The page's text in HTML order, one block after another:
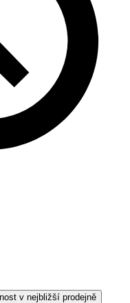
v nejbližší prodejně